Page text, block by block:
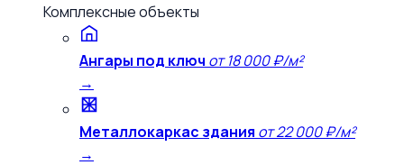
Комплексные объекты
Ангары под ключ от 18 000 ₽/м²
→
Металлокаркас здания от 22 000 ₽/м²
→